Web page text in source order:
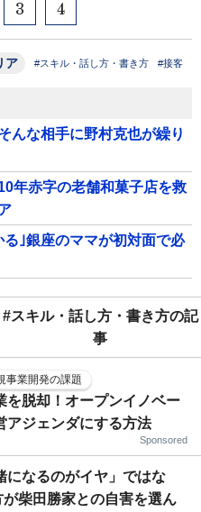
3 4
ア #スキル・話し方・書き方 #接客
んな相手に野村克也が繰り
年赤字の老舗和菓子店を救
｣銀座のママが初対面で必
#スキル・話し方・書き方の記
事
事業開発の課題
を脱却！オープンイノベー
アジェンダにする方法
Sponsored
になるのがイヤ」ではな
が柴田勝家との自害を選ん